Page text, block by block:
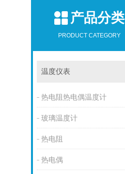
产品分类
PRODUCT CATEGORY
温度仪表
热电阻热电偶温度计
玻璃温度计
热电阻
热电偶